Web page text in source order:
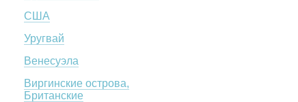
СШA
Уругвай
Венесуэла
Виргинские острова,
Британские